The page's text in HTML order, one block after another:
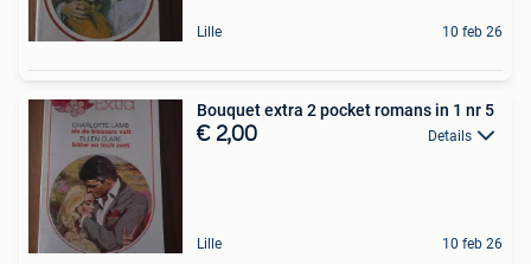
Lille 10 feb 26
Bouquet extra 2 pocket romans in 1 nr 5
€ 2,00 Details
Lille 10 feb 26